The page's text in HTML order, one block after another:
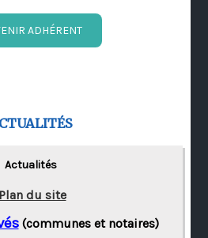
ADHÉRENT
Actualités
Plan du site
(communes et notaires)